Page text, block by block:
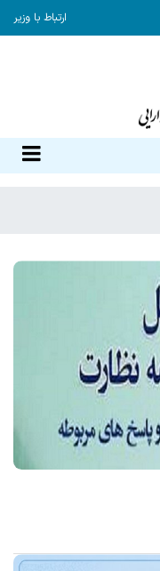
ارتباط با وزیر